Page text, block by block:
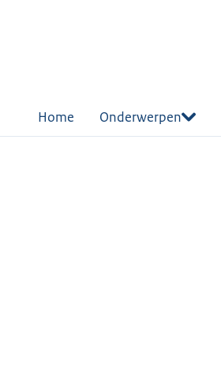
Home Onderwerpen